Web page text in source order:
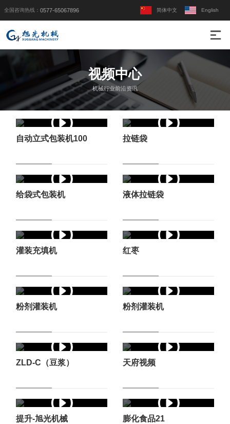
全国咨询热线： 0577-65067896 简体中文 English
视频中心
机械行业前沿资讯
自动立式包装机100 拉链袋
给袋式包装机 液体拉链袋
灌装充填机 红枣
粉剂灌装机 粉剂灌装机
ZLD-C（豆浆） 天府视频
提升-旭光机械 膨化食品21